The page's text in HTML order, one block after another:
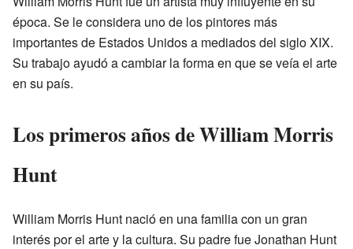
época. Se le considera uno de los pintores más
importantes de Estados Unidos a mediados del siglo XIX.
Su trabajo ayudó a cambiar la forma en que se veía el arte
en su país.
Los primeros años de William Morris
Hunt
William Morris Hunt nació en una familia con un gran
interés por el arte y la cultura. Su padre fue Jonathan Hunt